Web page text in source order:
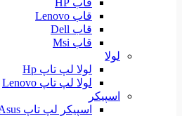
قاب HP
قاب Lenovo
قاب Dell
قاب Msi
لولا
لولا لپ تاپ Hp
لولا لپ تاپ Lenovo
اسپیکر
اسپیکر لپ تاپ Asus